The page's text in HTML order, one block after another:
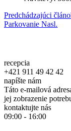
Predchádzajúci
Parkovanie Nasl.
recepcia
+421 911 49 42 42
napíšte nám
Táto e-mailová
jej zobrazenie
kontaktujte nás
09:00 - 16:00